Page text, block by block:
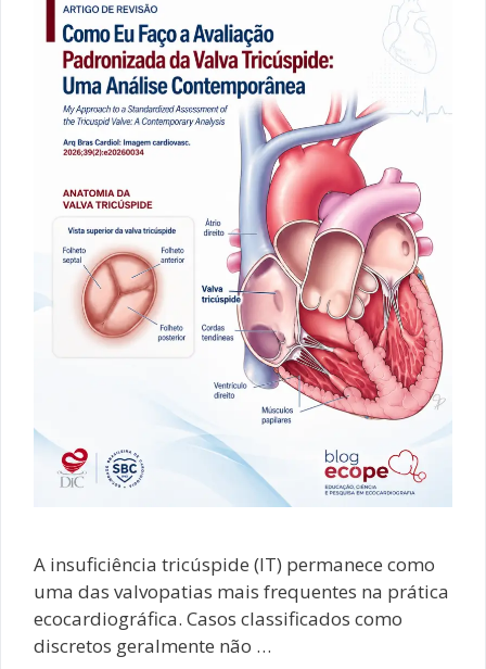
A insuficiência tricúspide (IT) permanece como
uma das valvopatias mais frequentes na prática
ecocardiográfica. Casos classificados como
discretos geralmente não …